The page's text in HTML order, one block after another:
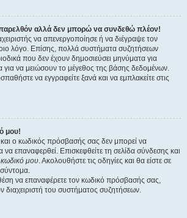
αλλά δεν μπορώ να συνδεθώ πλέον!
να απενεργοποίησε ή να διέγραψε τον
λόγο. Επίσης, πολλά συστήματα συζητήσεων
που δεν έχουν δημοσιεύσει μηνύματα για
για να μειώσουν το μέγεθος της βάσης δεδομένων.
να εγγραφείτε ξανά και να εμπλακείτε στις
μου!
ο κωδικός πρόσβασής σας δεν μπορεί να
να επαναφερθεί. Επισκεφθείτε τη σελίδα σύνδεσης και
μου. Ακολουθήστε τις οδηγίες και θα είστε σε
σύντομα.
να επαναφέρετε τον κωδικό πρόσβασής σας,
διαχειριστή του συστήματος συζητήσεων.